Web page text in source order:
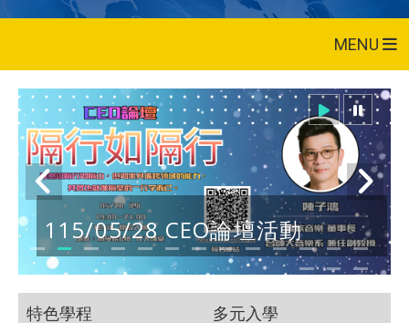
MENU
115/05/28 CEO論壇活動
特色學程 多元入學